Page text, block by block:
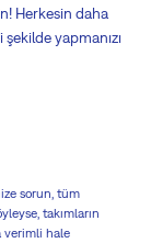
Herkesin daha
şekilde yapmanızı
sorun, tüm
takımların
verimli hale